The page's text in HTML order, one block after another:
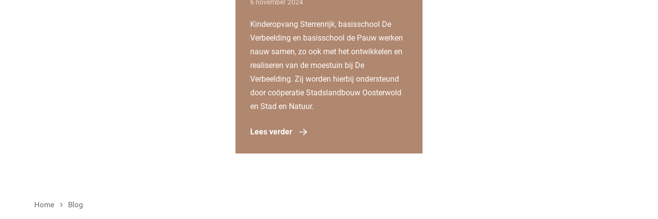
6 november 2024
Kinderopvang Sterrenrijk, basisschool De
Verbeelding en basisschool de Pauw werken
nauw samen, zo ook met het ontwikkelen en
realiseren van de moestuin bij De
Verbeelding. Zij worden hierbij ondersteund
door coöperatie Stadslandbouw Oosterwold
en Stad en Natuur.
Lees verder
Home Blog